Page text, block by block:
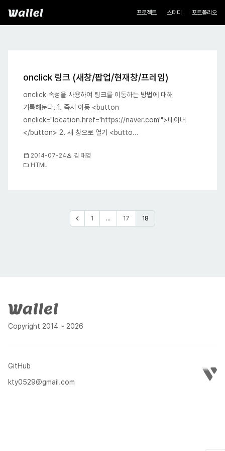
Wallel 네비게이션
프로젝트 스터디 포트폴리오
onclick 링크 (새창/팝업/현재창/프레임)
onclick 속성을 사용하여 링크를 이동하는 방법에 대해
기록해둔다. 1. 즉시 이동 <button
onclick="location.href='https://naver.com'">네이버
</button> 2. 새 창으로 열기 <butto...
calendar_today 2014-07-24
folder HTML
person 김 태영
chevron_left 1 … 17 18
푸터
Copyright 2014 ~ 2026
GitHub
kty0529@gmail.com